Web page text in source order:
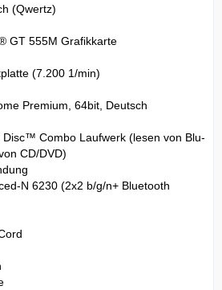
(Qwertz)
GT 555M Grafikkarte
(7.200 1/min)
Premium, 64bit, Deutsch
Disc™ Combo Laufwerk (lesen von Blu-
CD/DVD)
N 6230 (2x2 b/g/n+ Bluetooth